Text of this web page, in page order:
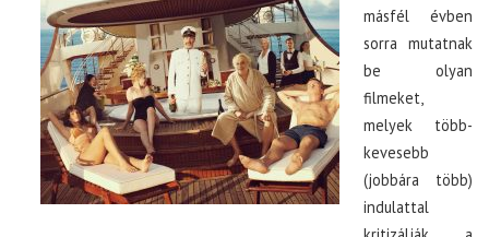
másfél évben
sorra mutatnak
be olyan
filmeket,
melyek több-
kevesebb
(jobbára több)
indulattal